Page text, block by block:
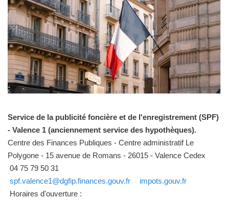
Service de la publicité foncière et de l'enregistrement (SPF)
- Valence 1 (anciennement service des hypothèques).
Centre des Finances Publiques - Centre administratif Le
Polygone - 15 avenue de Romans - 26015 - Valence Cedex
04 75 79 50 31
spf.valence1@dgfip.finances.gouv.fr
impots.gouv.fr
Horaires d'ouverture :